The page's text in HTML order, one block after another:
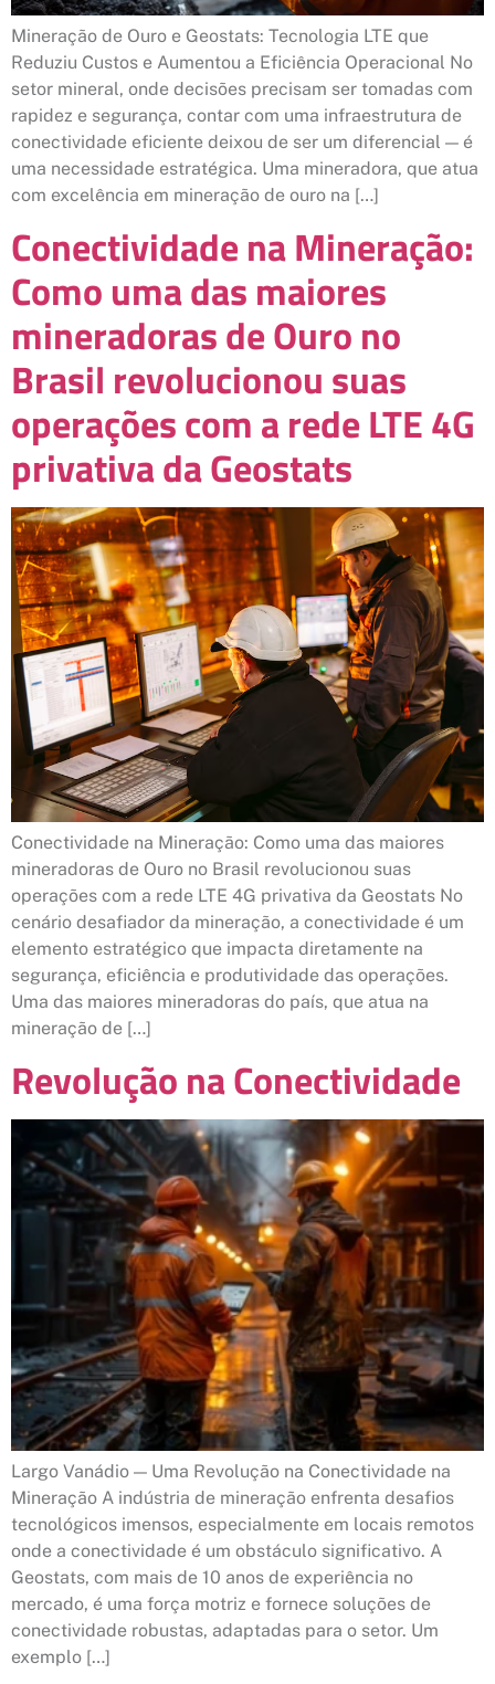
Mineração de Ouro e Geostats: Tecnologia LTE que
Reduziu Custos e Aumentou a Eficiência Operacional No
setor mineral, onde decisões precisam ser tomadas com
rapidez e segurança, contar com uma infraestrutura de
conectividade eficiente deixou de ser um diferencial — é
uma necessidade estratégica. Uma mineradora, que atua
com excelência em mineração de ouro na […]
Conectividade na Mineração:
Como uma das maiores
mineradoras de Ouro no
Brasil revolucionou suas
operações com a rede LTE 4G
privativa da Geostats
Conectividade na Mineração: Como uma das maiores
mineradoras de Ouro no Brasil revolucionou suas
operações com a rede LTE 4G privativa da Geostats No
cenário desafiador da mineração, a conectividade é um
elemento estratégico que impacta diretamente na
segurança, eficiência e produtividade das operações.
Uma das maiores mineradoras do país, que atua na
mineração de […]
Revolução na Conectividade
Largo Vanádio — Uma Revolução na Conectividade na
Mineração A indústria de mineração enfrenta desafios
tecnológicos imensos, especialmente em locais remotos
onde a conectividade é um obstáculo significativo. A
Geostats, com mais de 10 anos de experiência no
mercado, é uma força motriz e fornece soluções de
conectividade robustas, adaptadas para o setor. Um
exemplo […]